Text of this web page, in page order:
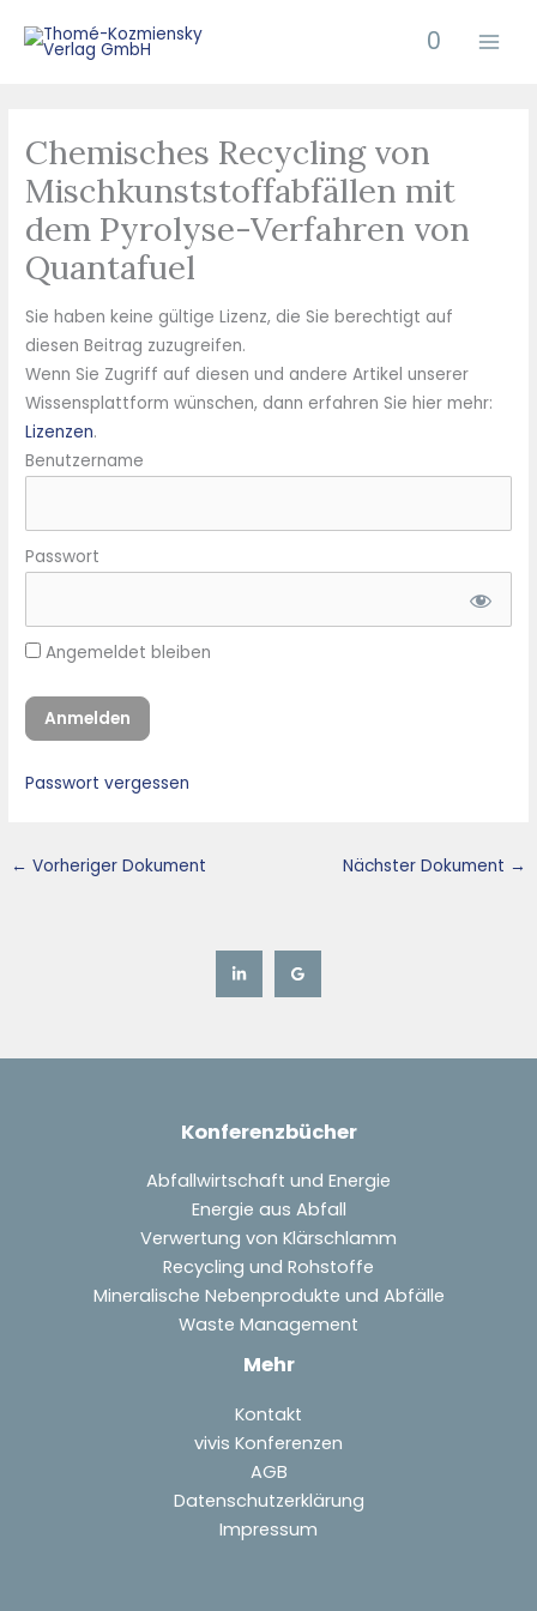
Inhalt
0
Chemisches Recycling von
Mischkunststoffabfällen mit
dem Pyrolyse-Verfahren von
Quantafuel
Sie haben keine gültige Lizenz, die Sie berechtigt auf
diesen Beitrag zuzugreifen.
Wenn Sie Zugriff auf diesen und andere Artikel unserer
Wissensplattform wünschen, dann erfahren Sie hier mehr:
Lizenzen.
Benutzername
Passwort
Angemeldet bleiben
Passwort vergessen
← Vorheriger Dokument Nächster Dokument →
Konferenzbücher
Abfallwirtschaft und Energie
Energie aus Abfall
Verwertung von Klärschlamm
Recycling und Rohstoffe
Mineralische Nebenprodukte und Abfälle
Waste Management
Mehr
Kontakt
vivis Konferenzen
AGB
Datenschutzerklärung
Impressum